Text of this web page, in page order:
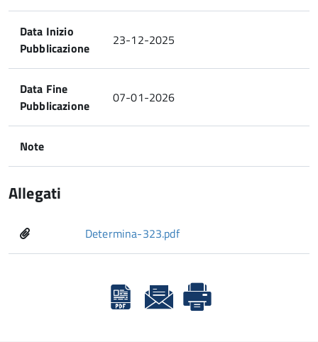
Data Inizio
Pubblicazione
23-12-2025
Data Fine
Pubblicazione
07-01-2026
Note
Allegati
Determina-323.pdf